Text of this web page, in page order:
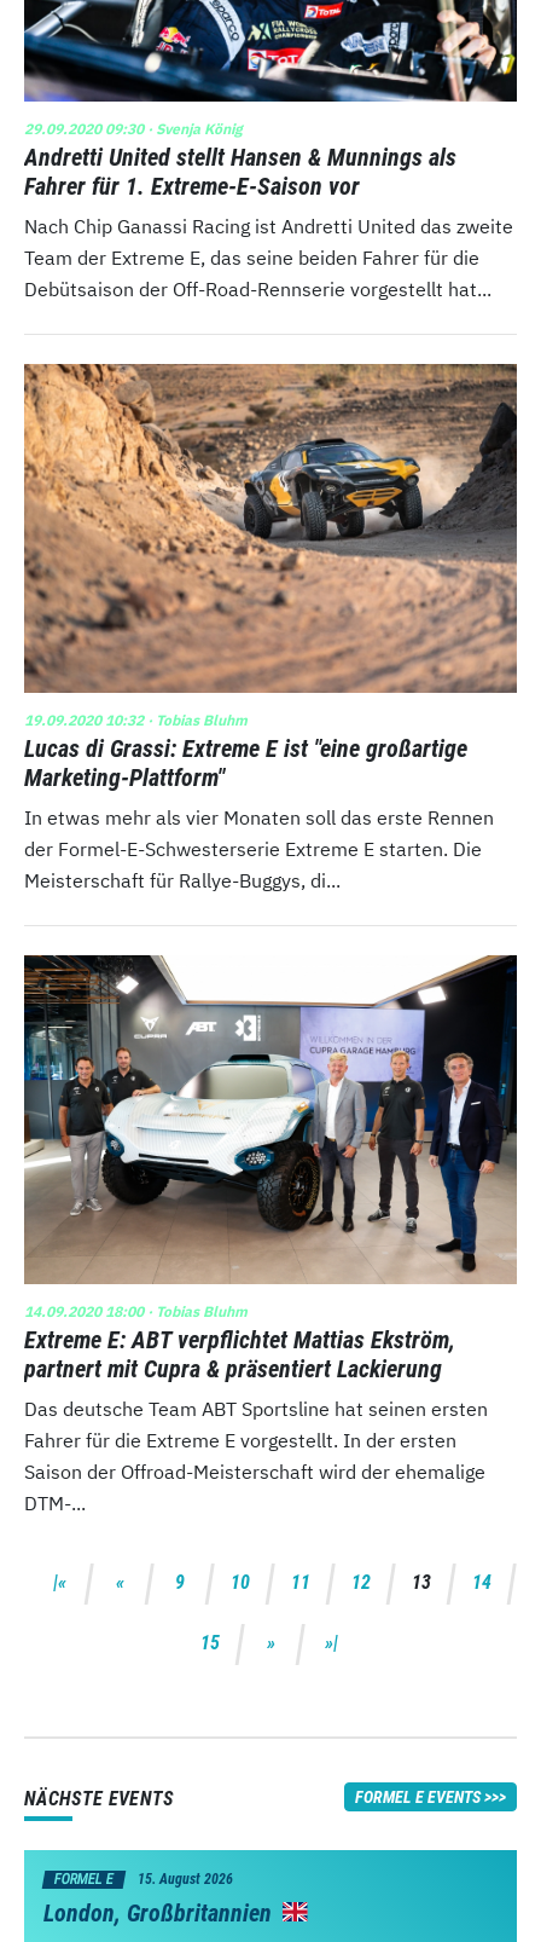
29.09.2020 09:30· Svenja König
Andretti United stellt Hansen & Munnings als
Fahrer für 1. Extreme-E-Saison vor
Nach Chip Ganassi Racing ist Andretti United das zweite
Team der Extreme E, das seine beiden Fahrer für die
Debütsaison der Off-Road-Rennserie vorgestellt hat...
19.09.2020 10:32· Tobias Bluhm
Lucas di Grassi: Extreme E ist "eine großartige
Marketing-Plattform"
In etwas mehr als vier Monaten soll das erste Rennen
der Formel-E-Schwesterserie Extreme E starten. Die
Meisterschaft für Rallye-Buggys, di...
14.09.2020 18:00· Tobias Bluhm
Extreme E: ABT verpflichtet Mattias Ekström,
partnert mit Cupra & präsentiert Lackierung
Das deutsche Team ABT Sportsline hat seinen ersten
Fahrer für die Extreme E vorgestellt. In der ersten
Saison der Offroad-Meisterschaft wird der ehemalige
DTM-...
9 10 11 12 13 14
15
NÄCHSTE EVENTS FORMEL E EVENTS
FORMEL E 15. August 2026
London, Großbritannien